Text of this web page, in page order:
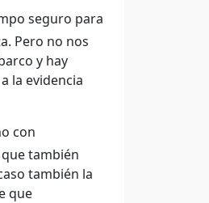
seguro para
Pero no nos
y hay
la evidencia
con
también
también la
que